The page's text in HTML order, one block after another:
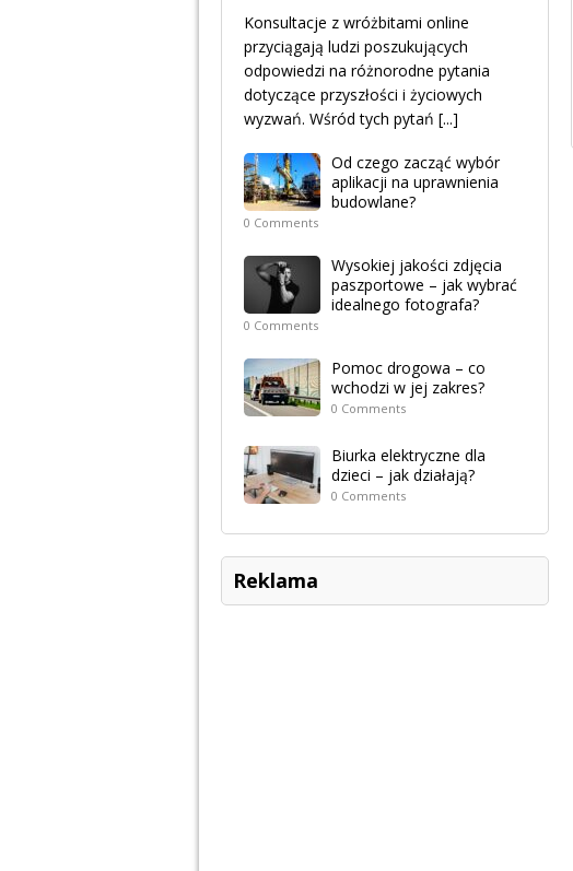
Konsultacje z wróżbitami online
przyciągają ludzi poszukujących
odpowiedzi na różnorodne pytania
dotyczące przyszłości i życiowych
wyzwań. Wśród tych pytań [...]
Od czego zacząć wybór
aplikacji na uprawnienia
budowlane?
0 Comments
Wysokiej jakości zdjęcia
paszportowe – jak wybrać
idealnego fotografa?
0 Comments
Pomoc drogowa – co
wchodzi w jej zakres?
0 Comments
Biurka elektryczne dla
dzieci – jak działają?
0 Comments
Reklama